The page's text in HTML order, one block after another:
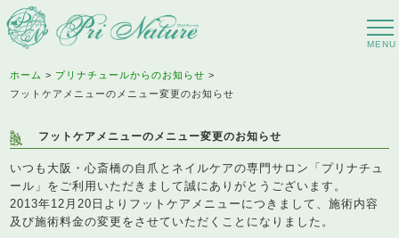
ホーム
プリナチュールからのお知らせ
フットケアメニューのメニュー変更のお知らせ
フットケアメニューのメニュー変更のお知らせ
いつも大阪・心斎橋の自爪とネイルケアの専門サロン「プリナチュ
ール」をご利用いただきまして誠にありがとうございます。
2013年12月20日よりフットケアメニューにつきまして、施術内容
及び施術料金の変更をさせていただくことになりました。